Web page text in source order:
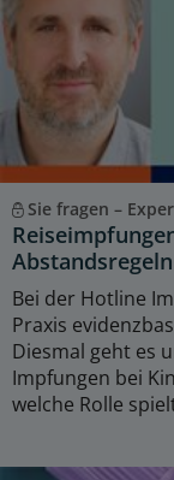
Sie fragen –
Bei der Hotline
Praxis
Diesmal geht es
Impfungen bei
welche Rolle